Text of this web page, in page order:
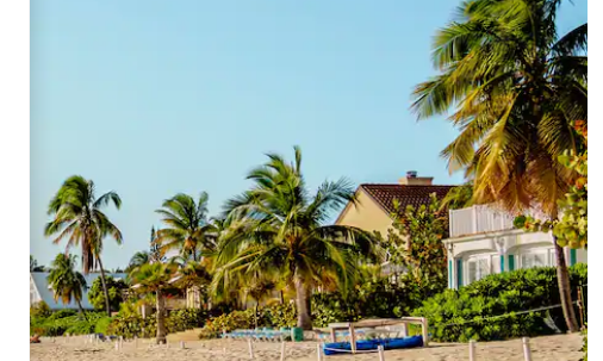
e shigjetave lart e poshtë ose eksploro duke prekur ose duke lëvizur ekranin.